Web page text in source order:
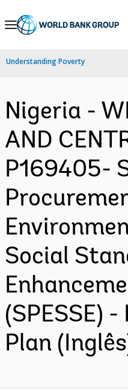
Skip
Navigation
Understanding Poverty
Nigeria -
AND
P169405-
Social
(SPESSE)
Plan